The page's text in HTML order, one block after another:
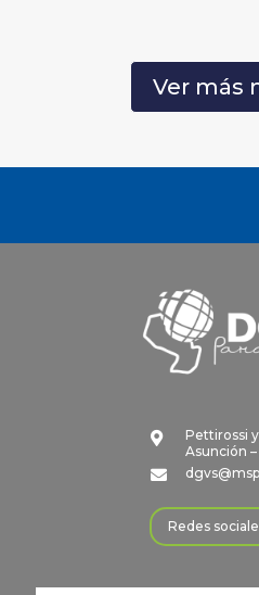
Ver más

Pettirossi
Asunción

Redes